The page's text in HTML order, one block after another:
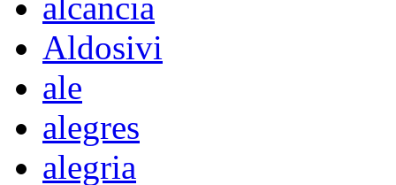
alcancia
Aldosivi
ale
alegres
alegria